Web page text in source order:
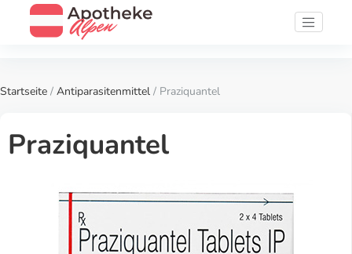
Startseite / Antiparasitenmittel / Praziquantel
Praziquantel